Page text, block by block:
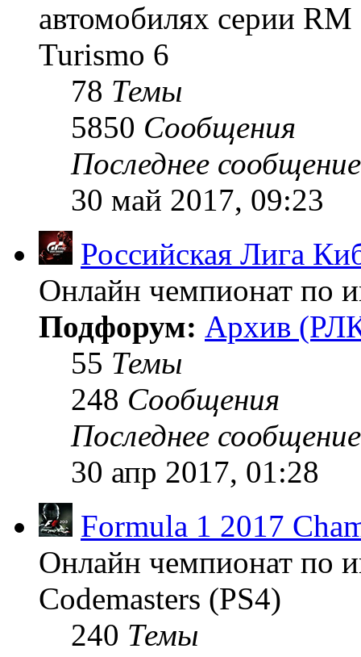
автомобилях серии
Turismo 6
78 Темы
5850 Сообщения
Последнее сообщение
30 май 2017, 09:23
Российская Лига
Онлайн чемпионат по
Подфорум: Архив
55 Темы
248 Сообщения
Последнее сообщение
30 апр 2017, 01:28
Formula 1 2017
Онлайн чемпионат по
Codemasters (PS4)
240 Темы